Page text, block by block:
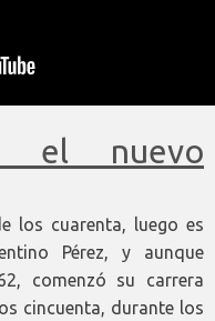
el nuevo
los cuarenta, luego es
Pérez, y aunque
comenzó su carrera
cincuenta, durante los